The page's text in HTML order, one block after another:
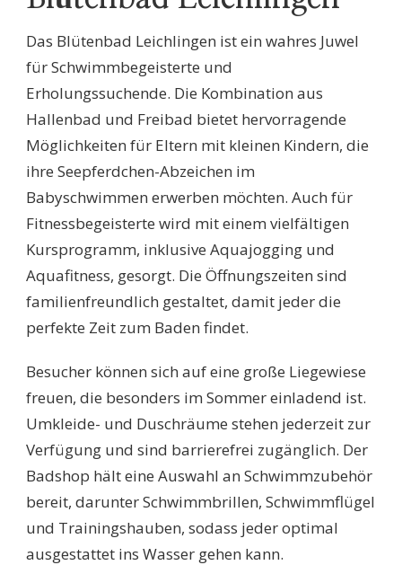
Das Blütenbad Leichlingen ist ein wahres Juwel
für Schwimmbegeisterte und
Erholungssuchende. Die Kombination aus
Hallenbad und Freibad bietet hervorragende
Möglichkeiten für Eltern mit kleinen Kindern, die
ihre Seepferdchen-Abzeichen im
Babyschwimmen erwerben möchten. Auch für
Fitnessbegeisterte wird mit einem vielfältigen
Kursprogramm, inklusive Aquajogging und
Aquafitness, gesorgt. Die Öffnungszeiten sind
familienfreundlich gestaltet, damit jeder die
perfekte Zeit zum Baden findet.
Besucher können sich auf eine große Liegewiese
freuen, die besonders im Sommer einladend ist.
Umkleide- und Duschräume stehen jederzeit zur
Verfügung und sind barrierefrei zugänglich. Der
Badshop hält eine Auswahl an Schwimmzubehör
bereit, darunter Schwimmbrillen, Schwimmflügel
und Trainingshauben, sodass jeder optimal
ausgestattet ins Wasser gehen kann.